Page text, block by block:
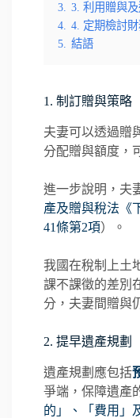
3.
3. 利用贈與
4.
4. 定期檢討
5.
結語
1. 制訂贈與策略
夫妻可以透過贈
分配贈與額度，
進一步說明，夫
產及贈與稅法《
41條第2項）。
我國在稅制上土
課不課徵的差別
分，夫妻間贈與
2. 提早遺產規劃
遺產規劃應包括
爭端，保障遺產
的」、「費用」